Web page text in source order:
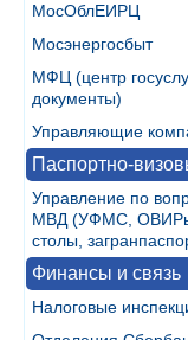
МосОблЕИРЦ
Мосэнергосбыт
МФЦ (центр
документы)
Управляющие
Паспортно-
Управление по
МВД (УФМС,
столы,
Финансы и связь
Налоговые